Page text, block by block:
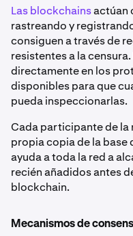
Las blockchainsactúan
rastreando y
consiguen a través de
resistentes a la
directamente en los
disponibles para que
pueda inspeccionarlas.
Cada participante de la
propia copia de la base
ayuda a toda la red a
recién añadidos antes
blockchain.
Mecanismos de